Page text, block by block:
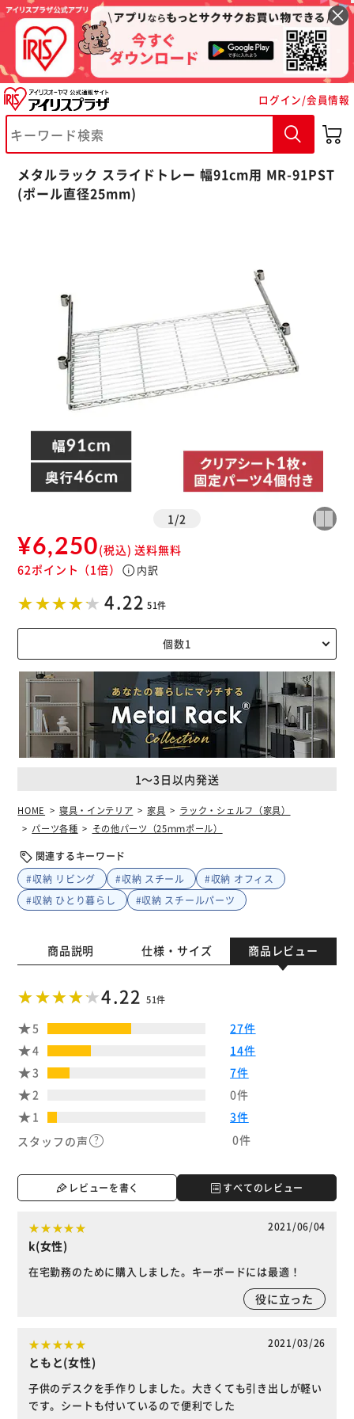
ログイン/会員情報
メタルラック スライドトレー 幅91cm用 MR-91PST
(ポール直径25mm)
1 /2
¥6,250(税込) 送料無料
62ポイント （1倍） info内訳
4.22 51件
1～3日以内発送
HOME 寝具・インテリア 家具
ラック・シェルフ（家具）
パーツ各種
その他パーツ（25ｍｍポール）
関連するキーワード
#収納 リビング
#収納 スチール
#収納 オフィス
#収納 ひとり暮らし
#収納 スチールパーツ
商品説明 仕様・サイズ 商品レビュー
4.22 51件
5
27件
4
14件
3
7件
2
0件
1
3件
スタッフの声
0件
レビューを書く すべてのレビュー
2021/06/04
k(女性)
在宅勤務のために購入しました。キーボードには最適！
役に立った
2021/03/26
ともと(女性)
子供のデスクを手作りしました。大きくても引き出しが軽い
です。シートも付いているので便利でした
※ご確認ください